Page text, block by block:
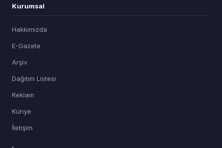
Kurumsal
Hakkımızda
E-Gazete
Arşiv
Dağıtım Listesi
Reklam
Künye
İletişim